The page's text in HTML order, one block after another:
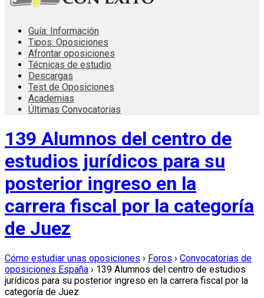
Guía: Información
Tipos: Oposiciones
Afrontar oposiciones
Técnicas de estudio
Descargas
Test de Oposiciones
Academias
Últimas Convocatorias
139 Alumnos del centro de
estudios jurídicos para su
posterior ingreso en la
carrera fiscal por la categoría
de Juez
Cómo estudiar unas oposiciones › Foros › Convocatorias de
oposiciones España › 139 Alumnos del centro de estudios
jurídicos para su posterior ingreso en la carrera fiscal por la
categoría de Juez